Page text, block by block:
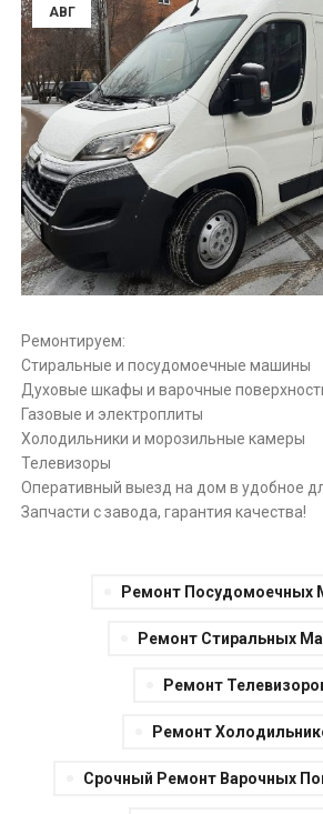
АВГ
Ремонтируем:
Стиральные и посудомоечные машины
Духовые шкафы и варочные
Газовые и электроплиты
Холодильники и морозильные камеры
Телевизоры
Оперативный выезд на дом в удобное
Запчасти с завода, гарантия качества!
Ремонт Посудомоечных
Ремонт Стиральных
Ремонт
Ремонт
Срочный Ремонт Варочных